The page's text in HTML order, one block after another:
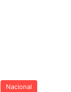
Nacional